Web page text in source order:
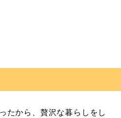
たから、贅沢な暮らしをし